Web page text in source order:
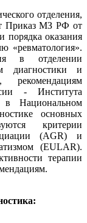
отделения,
Приказ МЗ РФ от
порядка оказания
«ревматология».
в отделении
диагностики и
рекомендациям
- Института
в Национальном
основных
критерии
(AGR) и
(EULAR).
терапии